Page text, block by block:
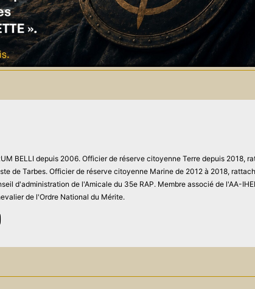
BELLI depuis 2006. Officier de réserve citoyenne Terre depuis 2018,
de Tarbes. Officier de réserve citoyenne Marine de 2012 à 2018,
d'administration de l'Amicale du 35e RAP. Membre associé de l'AA-
de l'Ordre National du Mérite.